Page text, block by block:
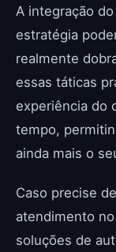
A integração
estratégia
realmente
essas táticas
experiência do
tempo,
ainda mais o
Caso precise
atendimento
soluções de